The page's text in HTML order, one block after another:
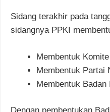
Sidang terakhir pada
sidangnya PPKI
Membentuk
Membentuk Partai
Membentuk